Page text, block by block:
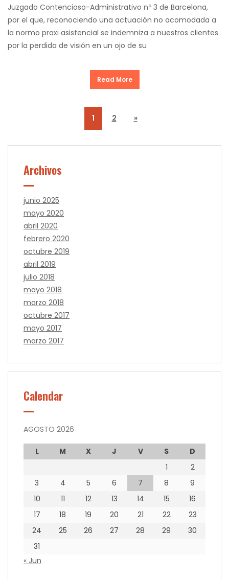
Juzgado Contencioso-Administrativo nº 3 de Barcelona,
por el que, reconociendo una actuación no acomodada a
la normo praxi asistencial se indemniza a nuestros clientes
por la perdida de visión en un ojo de su
Read More
1 2 »
Archivos
junio 2025
mayo 2020
abril 2020
febrero 2020
octubre 2019
abril 2019
julio 2018
mayo 2018
marzo 2018
octubre 2017
mayo 2017
marzo 2017
Calendar
AGOSTO 2026
L M X J V S
D
1
2
3
4 5 6 7 8
9
10
11 12 13 14 15
16
17
18 19 20 21 22
23
24
25 26 27 28 29
30
31
« Jun